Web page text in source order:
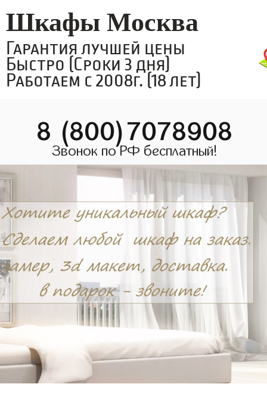
Шкафы Москва
Гарантия лучшей цены
Быстро (Сроки 3 дня)
Работаем с 2008г. (18 лет)
8 (800)7078908
Звонок по РФ бесплатный!